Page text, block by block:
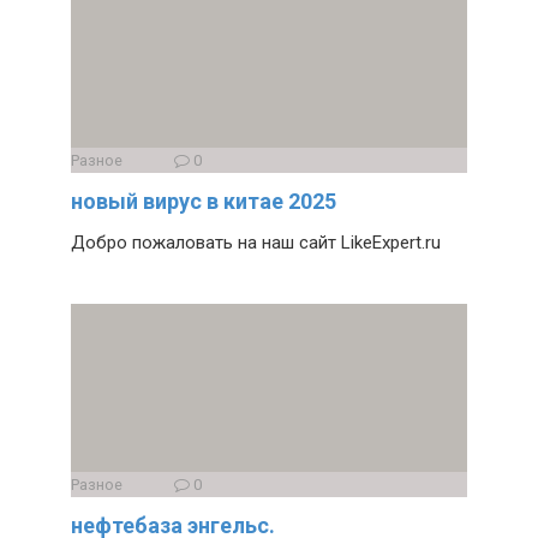
Разное 0
новый вирус в китае 2025
Добро пожаловать на наш сайт LikeExpert.ru
Разное 0
нефтебаза энгельс.